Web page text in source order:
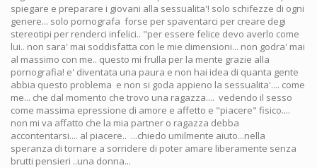
spiegare e preparare i giovani alla sessualita'! solo schifezze di ogni
genere... solo pornografa forse per spaventarci per creare degi
stereotipi per renderci infelici.. "per essere felice devo averlo come
lui.. non sara' mai soddisfatta con le mie dimensioni... non godra' mai
al massimo con me.. questo mi frulla per la mente grazie alla
pornografia! e' diventata una paura e non hai idea di quanta gente
abbia questo problema e non si goda appieno la sessualita'.... come
me... che dal momento che trovo una ragazza.... vedendo il sesso
come massima epressione di amore e affetto e "piacere" fisico....
non mi va affatto che la mia partner o ragazza debba
accontentarsi.... al piacere.. ...chiedo umilmente aiuto...nella
speranza di tornare a sorridere di poter amare liberamente senza
brutti pensieri ..una donna...